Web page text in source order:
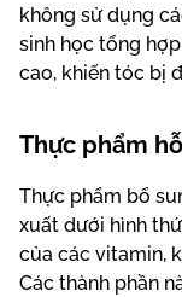
không sử dụng
sinh học tổng
cao, khiến tóc bị
Thực phẩm
Thực phẩm bổ
xuất dưới hình
của các vitamin,
Các thành phần